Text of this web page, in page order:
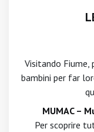
Visitando Fiume,
bambini per far
MUMAC –
Per scoprire